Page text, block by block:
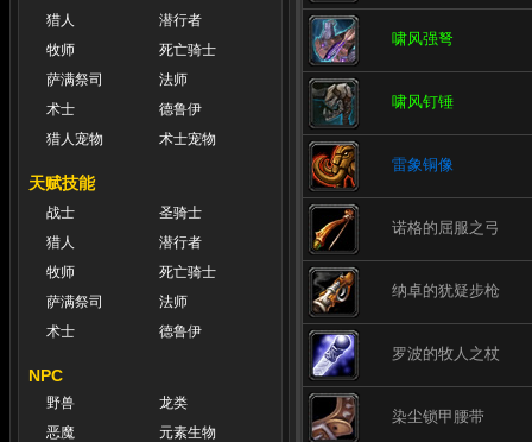
猎人
潜行者
牧师
死亡骑士
萨满祭司
法师
术士
德鲁伊
猎人宠物
术士宠物
天赋技能
战士
圣骑士
猎人
潜行者
牧师
死亡骑士
萨满祭司
法师
术士
德鲁伊
NPC
野兽
龙类
恶魔
元素生物
啸风强弩
啸风钉锤
雷象铜像
诺格的屈服之弓
纳卓的犹疑步枪
罗波的牧人之杖
染尘锁甲腰带